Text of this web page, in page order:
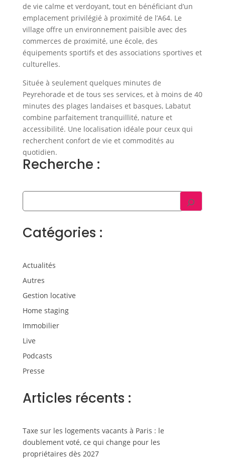
de vie calme et verdoyant, tout en bénéficiant d’un
emplacement privilégié à proximité de l’A64. Le
village offre un environnement paisible avec des
commerces de proximité, une école, des
équipements sportifs et des associations sportives et
culturelles.
Située à seulement quelques minutes de
Peyrehorade et de tous ses services, et à moins de 40
minutes des plages landaises et basques, Labatut
combine parfaitement tranquillité, nature et
accessibilité. Une localisation idéale pour ceux qui
recherchent confort de vie et commodités au
quotidien.
Recherche :
Catégories :
Actualités
Autres
Gestion locative
Home staging
Immobilier
Live
Podcasts
Presse
Articles récents :
Taxe sur les logements vacants à Paris : le
doublement voté, ce qui change pour les
propriétaires dès 2027